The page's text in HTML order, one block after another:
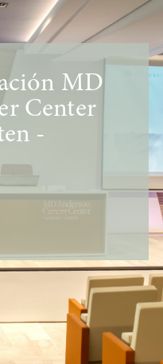
MD
Center
-